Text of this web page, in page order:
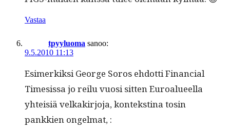
Vastaa
tpyyluoma sanoo:
9.5.2010 11:13
Esimerkik­si George Soros ehdot­ti Finan­cial
Time­sis­sa jo reilu vuosi sit­ten Euroalueel­la
yhteisiä velka­kir­jo­ja, kon­tek­sti­na tosin
pankkien ongelmat, :